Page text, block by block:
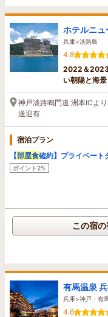
ホテルニュ
兵庫>淡路島
4.8
2022＆
い朝陽と海景
神戸淡路鳴門道 洲本ICよ
送迎有
宿泊プラン
【部屋食確約】プライベート
ポイント2%
この宿
有馬温泉
兵庫>神戸・有
4.6